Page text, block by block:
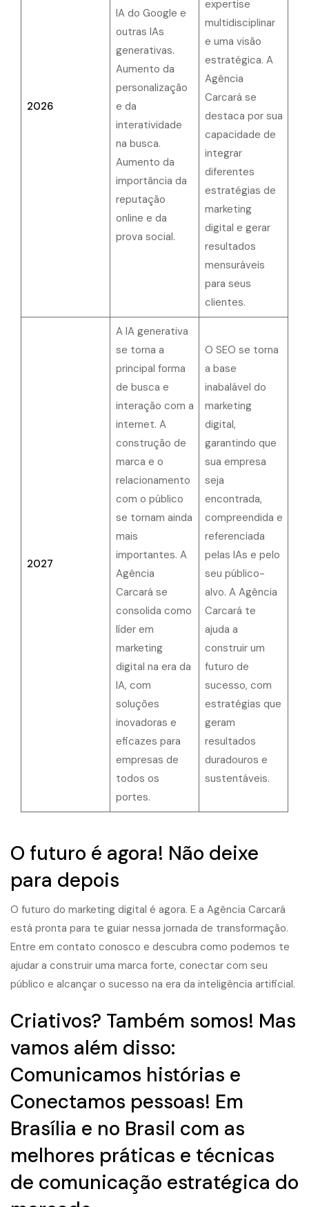
2026
IA do Google e
outras IAs
generativas.
Aumento da
personalização
e da
interatividade
na busca.
Aumento da
importância da
reputação
online e da
prova social.
expertise
multidisciplinar
e uma visão
estratégica. A
Agência
Carcará se
destaca por sua
capacidade de
integrar
diferentes
estratégias de
marketing
digital e gerar
resultados
mensuráveis
para seus
clientes.
2027
A IA generativa
se torna a
principal forma
de busca e
interação com a
internet. A
construção de
marca e o
relacionamento
com o público
se tornam ainda
mais
importantes. A
Agência
Carcará se
consolida como
líder em
marketing
digital na era da
IA, com
soluções
inovadoras e
eficazes para
empresas de
todos os
portes.
O SEO se torna
a base
inabalável do
marketing
digital,
garantindo que
sua empresa
seja
encontrada,
compreendida e
referenciada
pelas IAs e pelo
seu público-
alvo. A Agência
Carcará te
ajuda a
construir um
futuro de
sucesso, com
estratégias que
geram
resultados
duradouros e
sustentáveis.
O futuro é agora! Não deixe
para depois
O futuro do marketing digital é agora. E a Agência Carcará
está pronta para te guiar nessa jornada de transformação.
Entre em contato conosco e descubra como podemos te
ajudar a construir uma marca forte, conectar com seu
público e alcançar o sucesso na era da inteligência artificial.
Criativos? Também somos! Mas
vamos além disso:
Comunicamos histórias e
Conectamos pessoas! Em
Brasília e no Brasil com as
melhores práticas e técnicas
de comunicação estratégica do